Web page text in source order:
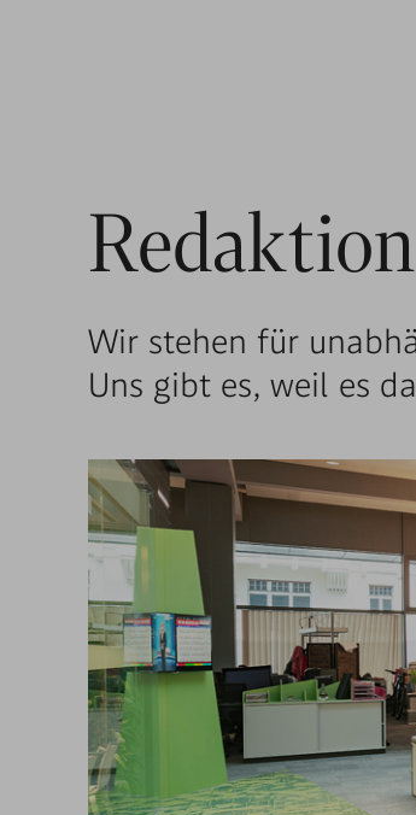
Redaktion
Wir stehen für
Uns gibt es, weil es